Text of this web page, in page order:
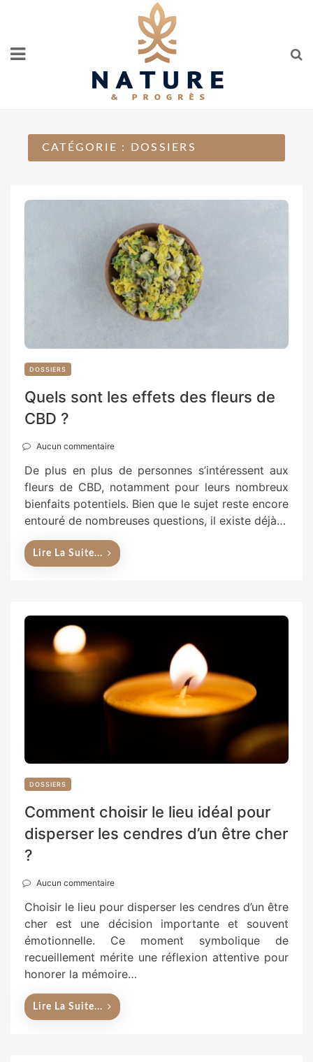
CATÉGORIE : DOSSIERS
DOSSIERS
Quels sont les effets des fleurs de
CBD ?
Aucun commentaire
De plus en plus de personnes s’intéressent aux
fleurs de CBD, notamment pour leurs nombreux
bienfaits potentiels. Bien que le sujet reste encore
entouré de nombreuses questions, il existe déjà…
Lire La Suite...
DOSSIERS
Comment choisir le lieu idéal pour
disperser les cendres d’un être cher
?
Aucun commentaire
Choisir le lieu pour disperser les cendres d’un être
cher est une décision importante et souvent
émotionnelle. Ce moment symbolique de
recueillement mérite une réflexion attentive pour
honorer la mémoire…
Lire La Suite...